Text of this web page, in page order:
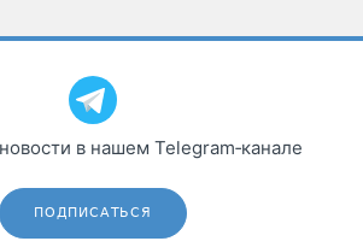
в нашем Telegram‑канале
ПОДПИСАТЬСЯ